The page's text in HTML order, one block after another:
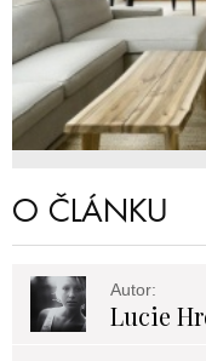
O ČLÁNKU
Autor:
Lucie